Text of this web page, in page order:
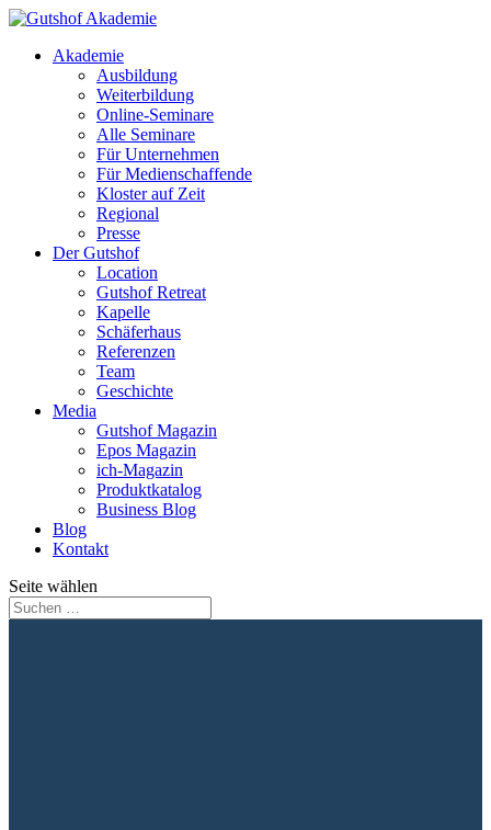
Akademie
Ausbildung
Weiterbildung
Online-Seminare
Alle Seminare
Für Unternehmen
Für Medienschaffende
Kloster auf Zeit
Regional
Presse
Der Gutshof
Location
Gutshof Retreat
Kapelle
Schäferhaus
Referenzen
Team
Geschichte
Media
Gutshof Magazin
Epos Magazin
ich-Magazin
Produktkatalog
Business Blog
Blog
Kontakt
Seite wählen